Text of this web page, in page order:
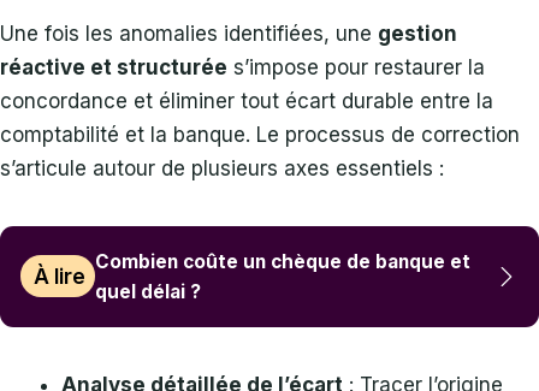
Une fois les anomalies identifiées, une gestion
réactive et structurée s’impose pour restaurer la
concordance et éliminer tout écart durable entre la
comptabilité et la banque. Le processus de correction
s’articule autour de plusieurs axes essentiels :
À lire
Combien coûte un chèque de banque et
quel délai ?
Analyse détaillée de l’écart : Tracer l’origine